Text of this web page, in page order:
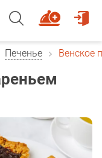
Печенье Венское